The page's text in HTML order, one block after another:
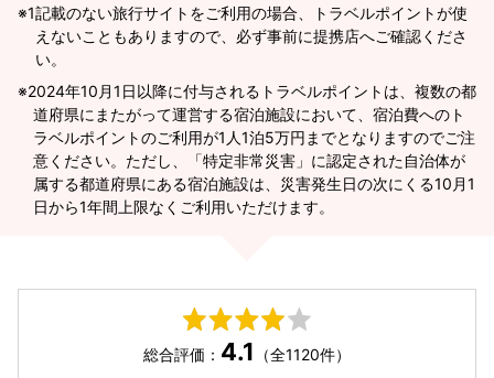
※1記載のない旅行サイトをご利用の場合、トラベルポイントが使
えないこともありますので、必ず事前に提携店へご確認くださ
い。
2024年10月1日以降に付与されるトラベルポイントは、複数の都
道府県にまたがって運営する宿泊施設において、宿泊費へのト
ラベルポイントのご利用が1人1泊5万円までとなりますのでご注
意ください。ただし、「特定非常災害」に認定された自治体が
属する都道府県にある宿泊施設は、災害発生日の次にくる10月1
日から1年間上限なくご利用いただけます。
総合評価： 4.1 （全1120件）